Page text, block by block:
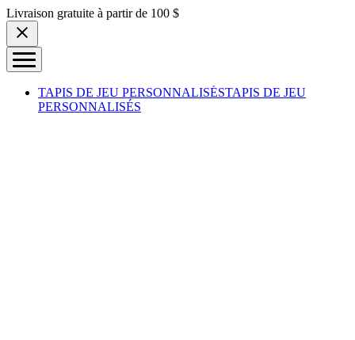
Skip to content
Livraison gratuite à partir de 100 $
TAPIS DE JEU PERSONNALISÉSTAPIS DE JEU
PERSONNALISÉS